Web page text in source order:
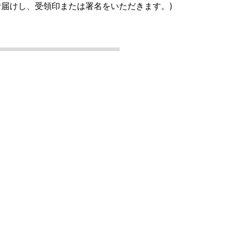
けし、受領印または署名をいただきます。)